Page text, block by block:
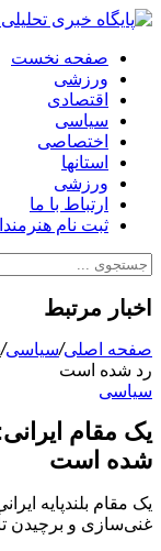
صفحه نخست
ورزشی
اقتصادی
سیاسی
اختصاصی
استانها
ورزشی
ارتباط با ما
ثبت نام
اخبار مرتبط
صفحه اصلی/سیاسی/
رد شده است
سیاسی
یک مقام
شده است
یک مقام بلندپایه
غنی‌سازی و برچیدن